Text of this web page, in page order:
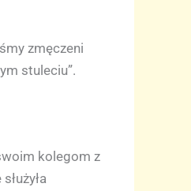
zmęczeni
stuleciu”.
kolegom z